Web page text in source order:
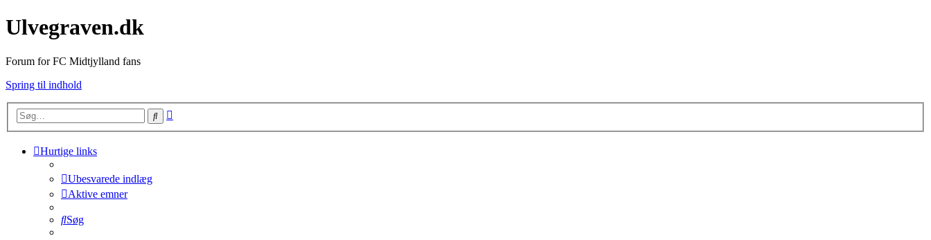
Ulvegraven.dk
Forum for FC Midtjylland fans
Spring til indhold
Søg
Hurtige links
Ubesvarede indlæg
Aktive emner
Søg